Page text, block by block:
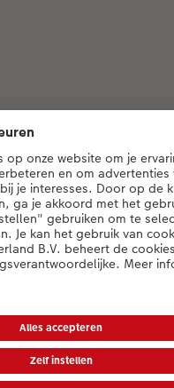
een product of bestelling, bel
tot 20:00 u | za 9:00 tot 17:00 u
16:00 u]
NL|BE
alle vermelde prijzen inclusief
en verzendkosten.
| Privacy